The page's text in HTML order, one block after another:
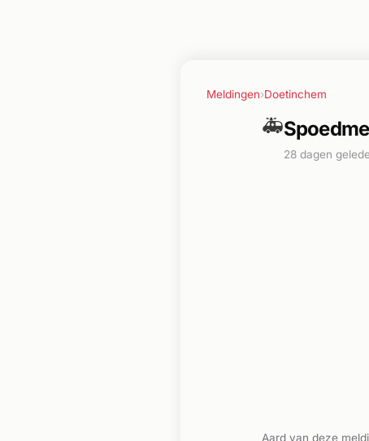
Meldingen›Doetinchem
🚑
28 dagen
Aard van deze